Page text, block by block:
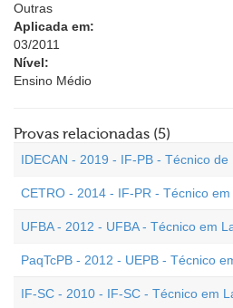
Outras
Aplicada em:
03/2011
Nível:
Ensino Médio
Provas relacionadas (5)
IDECAN - 2019 - IF-PB - Técnico
CETRO - 2014 - IF-PR - Técnico
UFBA - 2012 - UFBA - Técnico em
PaqTcPB - 2012 - UEPB - Técnico
IF-SC - 2010 - IF-SC - Técnico em